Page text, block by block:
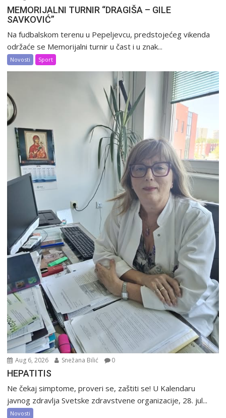
MEMORIJALNI TURNIR “DRAGIŠA – GILE
SAVKOVIĆ”
Na fudbalskom terenu u Pepeljevcu, predstojećeg vikenda
održaće se Memorijalni turnir u čast i u znak...
Novosti Sport
Aug 6, 2026 Snežana Bilić 0
HEPATITIS
Ne čekaj simptome, proveri se, zaštiti se! U Kalendaru
javnog zdravlja Svetske zdravstvene organizacije, 28. jul...
Novosti